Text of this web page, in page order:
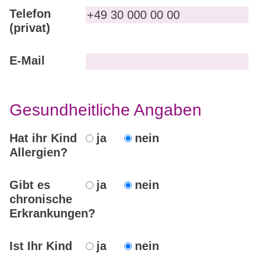
Telefon
(privat)
E-Mail
Gesundheitliche Angaben
Hat ihr Kind
Allergien?
ja nein
Gibt es
chronische
Erkrankungen?
ja nein
Ist Ihr Kind
ja nein